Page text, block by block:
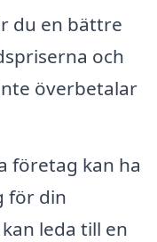
du en bättre
och
överbetalar
företag kan ha
för din
leda till en